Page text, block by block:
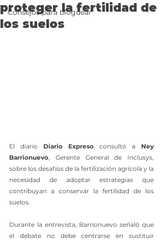
Consejos para bloguear
proteger la fertilidad de
los suelos
El diario Diario Expreso consultó a Ney
Barrionuevo, Gerente General de Inclusys,
sobre los desafíos de la fertilización agrícola y la
necesidad de adoptar estrategias que
contribuyan a conservar la fertilidad de los
suelos.
Durante la entrevista, Barrionuevo señaló que
el debate no debe centrarse en sustituir